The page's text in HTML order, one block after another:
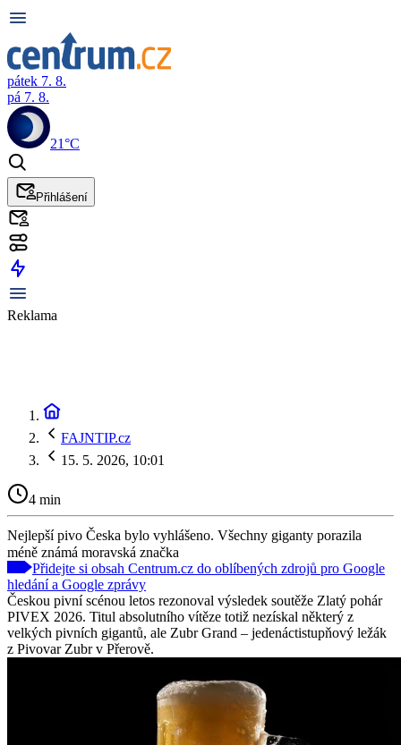
pátek 7. 8.
pá 7. 8.
21°C
Přihlášení
Reklama
FAJNTIP.cz
15. 5. 2026, 10:01
4 min
Nejlepší pivo Česka bylo vyhlášeno. Všechny giganty porazila
méně známá moravská značka
Přidejte si obsah Centrum.cz do oblíbených zdrojů pro Google
hledání a Google zprávy
Českou pivní scénou letos rezonoval výsledek soutěže Zlatý pohár
PIVEX 2026. Titul absolutního vítěze totiž nezískal některý z
velkých pivních gigantů, ale Zubr Grand – jedenáctistupňový ležák
z Pivovar Zubr v Přerově.